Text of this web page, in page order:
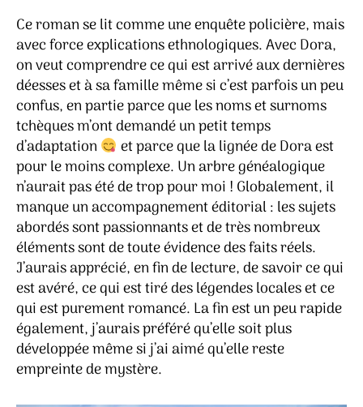
Ce roman se lit comme une enquête policière, mais
avec force explications ethnologiques. Avec Dora,
on veut comprendre ce qui est arrivé aux dernières
déesses et à sa famille même si c’est parfois un peu
confus, en partie parce que les noms et surnoms
tchèques m’ont demandé un petit temps
d’adaptation
et parce que la lignée de Dora est
pour le moins complexe. Un arbre généalogique
n’aurait pas été de trop pour moi ! Globalement, il
manque un accompagnement éditorial : les sujets
abordés sont passionnants et de très nombreux
éléments sont de toute évidence des faits réels.
J’aurais apprécié, en fin de lecture, de savoir ce qui
est avéré, ce qui est tiré des légendes locales et ce
qui est purement romancé. La fin est un peu rapide
également, j’aurais préféré qu’elle soit plus
développée même si j’ai aimé qu’elle reste
empreinte de mystère.